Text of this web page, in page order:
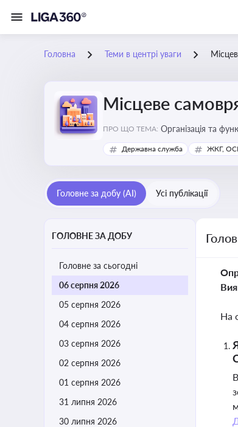
Головна Теми в центрі уваги
Місцеве
ПРО ЩО ТЕМА: Організація та
сіл, селищ)
Державна служба ЖКГ,
Головне за добу (AI) Усі публікації
ГОЛОВНЕ ЗА ДОБУ
Головне за сьогодні
06 серпня 2026
05 серпня 2026
04 серпня 2026
03 серпня 2026
02 серпня 2026
01 серпня 2026
31 липня 2026
30 липня 2026
На